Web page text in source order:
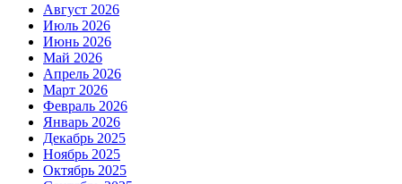
Август 2026
Июль 2026
Июнь 2026
Май 2026
Апрель 2026
Март 2026
Февраль 2026
Январь 2026
Декабрь 2025
Ноябрь 2025
Октябрь 2025